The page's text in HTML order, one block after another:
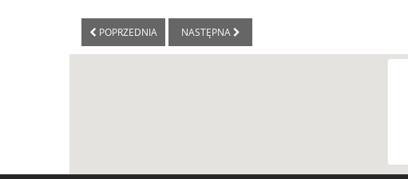
POPRZEDNIA NASTĘPNA